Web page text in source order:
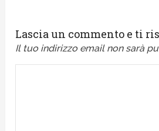
Lascia un commento e ti
Il tuo indirizzo email non sarà